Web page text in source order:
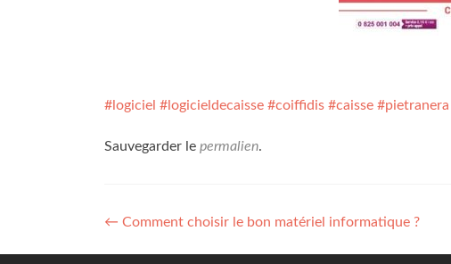
# logiciel # logicieldecaisse #coiffidis #caisse #pietranera
Sauvegarder le permalien.
Navigation
de
← Comment choisir le bon matériel informatique ?